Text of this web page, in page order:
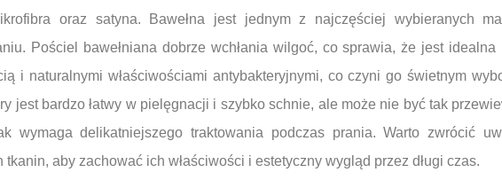
oraz satyna. Bawełna jest jednym z najczęściej wybieranych
Pościel bawełniana dobrze wchłania wilgoć, co sprawia, że jest
i naturalnymi właściwościami antybakteryjnymi, co czyni go świetnym
jest bardzo łatwy w pielęgnacji i szybko schnie, ale może nie być tak
wymaga delikatniejszego traktowania podczas prania. Warto zwrócić
aby zachować ich właściwości i estetyczny wygląd przez długi czas.